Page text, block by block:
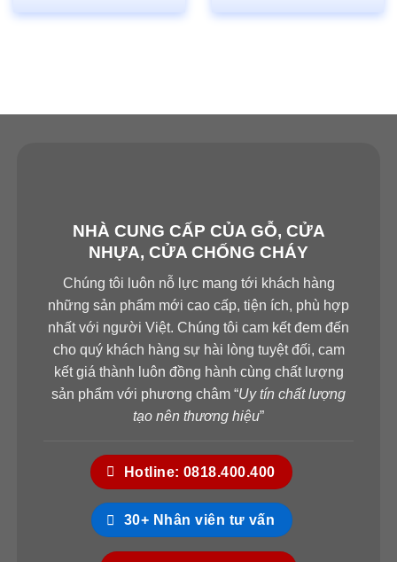
NHÀ CUNG CẤP CỦA GỖ, CỬA
NHỰA, CỬA CHỐNG CHÁY
Chúng tôi luôn nỗ lực mang tới khách hàng
những sản phẩm mới cao cấp, tiện ích, phù hợp
nhất với người Việt. Chúng tôi cam kết đem đến
cho quý khách hàng sự hài lòng tuyệt đối, cam
kết giá thành luôn đồng hành cùng chất lượng
sản phẩm với phương châm “Uy tín chất lượng
tạo nên thương hiệu”
Hotline: 0818.400.400
30+ Nhân viên tư vấn